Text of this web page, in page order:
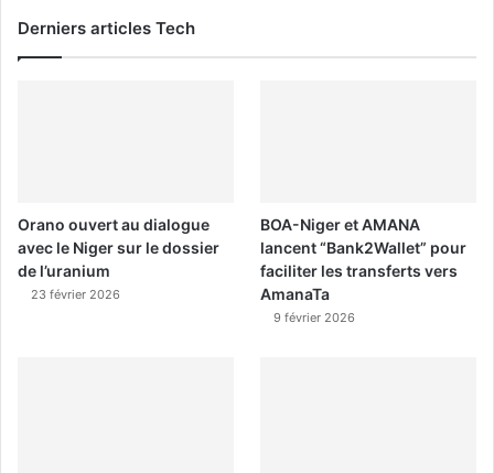
Derniers articles Tech
Orano ouvert au dialogue
avec le Niger sur le dossier
de l’uranium
23 février 2026
BOA-Niger et AMANA
lancent “Bank2Wallet” pour
faciliter les transferts vers
AmanaTa
9 février 2026